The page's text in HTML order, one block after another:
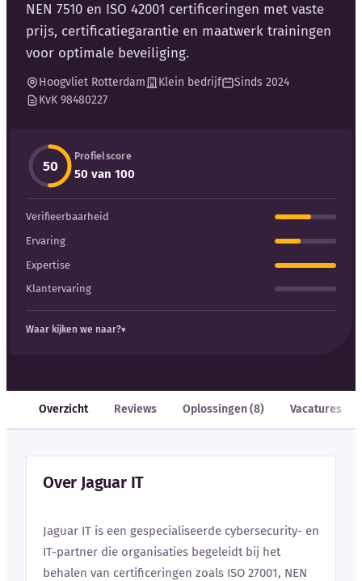
Woordenboek
Auteurs
NEN 7510 en ISO 42001 certificeringen met vaste
prijs, certificatiegarantie en maatwerk trainingen
voor optimale beveiliging.
Hoogvliet Rotterdam Klein bedrijf
Sinds 2024
KvK 98480227
50
Profielscore
50 van 100
Verifieerbaarheid
Ervaring
Expertise
Klantervaring
Waar kijken we naar?
Overzicht Reviews Oplossingen (8) Vacatures
Over Jaguar IT
Jaguar IT is een gespecialiseerde cybersecurity- en
IT-partner die organisaties begeleidt bij het
behalen van certificeringen zoals ISO 27001, NEN